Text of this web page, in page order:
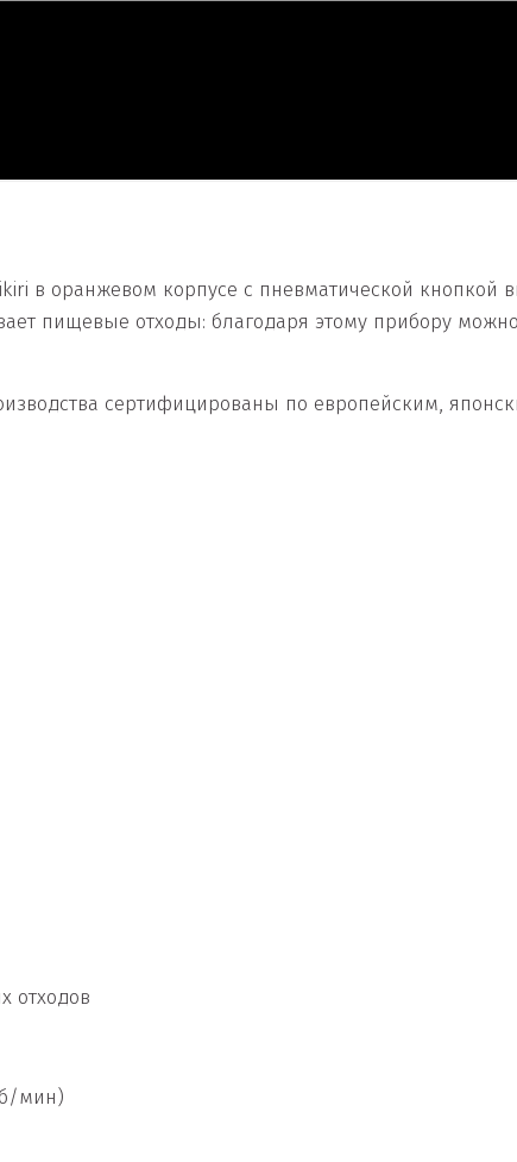
в оранжевом корпусе с пневматической кнопкой
пищевые отходы: благодаря этому прибору
сертифицированы по европейским,
отходов
мин)